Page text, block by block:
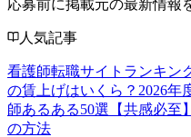
応募前に掲載元の最新情報
人気記事
看護師転職サイトランキン
の賃上げはいくら？2026年
師あるある50選【共感必至】
の方法